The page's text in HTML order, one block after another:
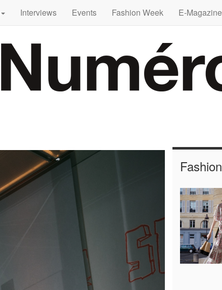
Interviews Events Fashion Week E-Magazine
Fashion